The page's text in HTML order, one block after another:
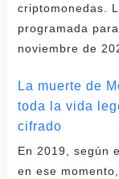
criptomonedas.
programada
noviembre de
La muerte de
toda la vida
cifrado
En 2019, según
en ese